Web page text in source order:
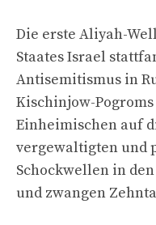
Die erste Aliyah-
Staates Israel
Antisemitismus in
Kischinjow-
Einheimischen auf
vergewaltigten und
Schockwellen in
und zwangen